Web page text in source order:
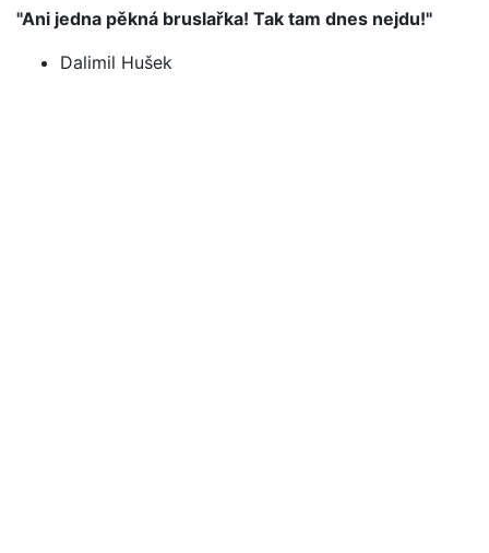
"Ani jedna pěkná bruslařka! Tak tam dnes nejdu!"
Dalimil Hušek